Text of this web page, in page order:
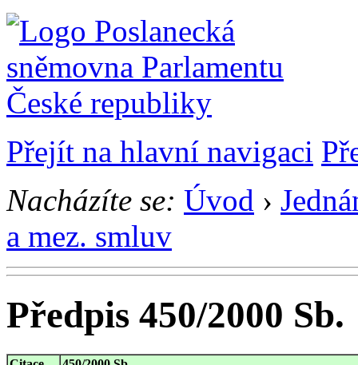
Přejít na hlavní navigaci
Nacházíte se: Úvod ›
a mez. smluv
Předpis 450/2000 Sb.